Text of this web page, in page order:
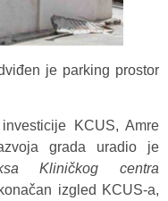
je parking prostor
KCUS, Amre
grada uradio je
Kliničkog centra
izgled KCUS-a,